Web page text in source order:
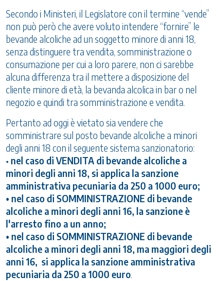
Secondo i Ministeri, il Legislatore con il termine “vende”
non può però che avere voluto intendere “fornire” le
bevande alcoliche ad un soggetto minore di anni 18,
senza distinguere tra vendita, somministrazione o
consumazione per cui a loro parere, non ci sarebbe
alcuna differenza tra il mettere a disposizione del
cliente minore di età, la bevanda alcolica in bar o nel
negozio e quindi tra somministrazione e vendita.
Pertanto ad oggi è vietato sia vendere che
somministrare sul posto bevande alcoliche a minori
degli anni 18 con il seguente sistema sanzionatorio:
• nel caso di VENDITA di bevande alcoliche a
minori degli anni 18, si applica la sanzione
amministrativa pecuniaria da 250 a 1000 euro;
• nel caso di SOMMINISTRAZIONE di bevande
alcoliche a minori degli anni 16, la sanzione è
l'arresto fino a un anno;
• nel caso di SOMMINISTRAZIONE di bevande
alcoliche a minori degli anni 18, ma maggiori degli
anni 16, si applica la sanzione amministrativa
pecuniaria da 250 a 1000 euro.